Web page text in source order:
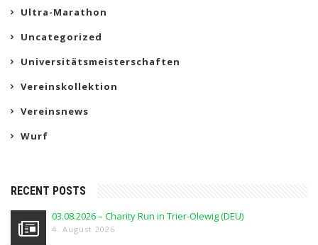
Ultra-Marathon
Uncategorized
Universitätsmeisterschaften
Vereinskollektion
Vereinsnews
Wurf
RECENT POSTS
03.08.2026 – Charity Run in Trier-Olewig (DEU)
4. August 2026